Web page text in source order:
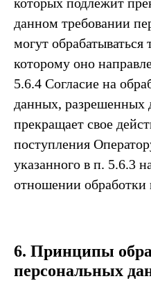
данном требовании
могут
которому оно
5.6.4 Согласие на
данных, разрешенных
прекращает свое
поступления
указанного в п. 5.6.3
отношении
6. Принципы
персональных